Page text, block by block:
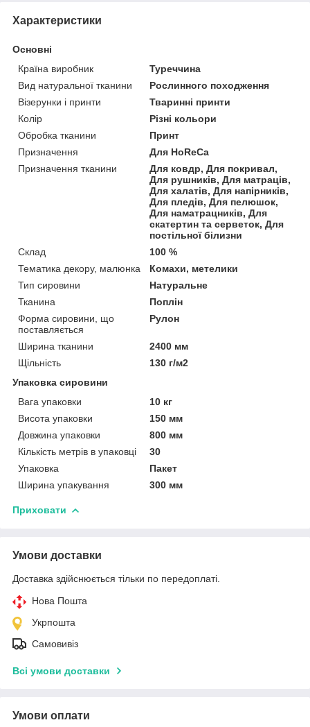
Характеристики
Основні
Країна виробник
Туреччина
Вид натуральної тканини
Рослинного походження
Візерунки і принти
Тваринні принти
Колір
Різні кольори
Обробка тканини
Принт
Призначення
Для HoReCa
Призначення тканини
Для ковдр, Для покривал,
Для рушників, Для матраців,
Для халатів, Для напірників,
Для пледів, Для пелюшок,
Для наматрацників, Для
скатертин та серветок, Для
постільної білизни
Склад
100 %
Тематика декору, малюнка
Комахи, метелики
Тип сировини
Натуральне
Тканина
Поплін
Форма сировини, що
поставляється
Рулон
Ширина тканини
2400 мм
Щільність
130 г/м2
Упаковка сировини
Вага упаковки
10 кг
Висота упаковки
150 мм
Довжина упаковки
800 мм
Кількість метрів в упаковці
30
Упаковка
Пакет
Ширина упакування
300 мм
Приховати
Умови доставки
Доставка здійснюється тільки по передоплаті.
Нова Пошта
Укрпошта
Самовивіз
Всі умови доставки
Умови оплати